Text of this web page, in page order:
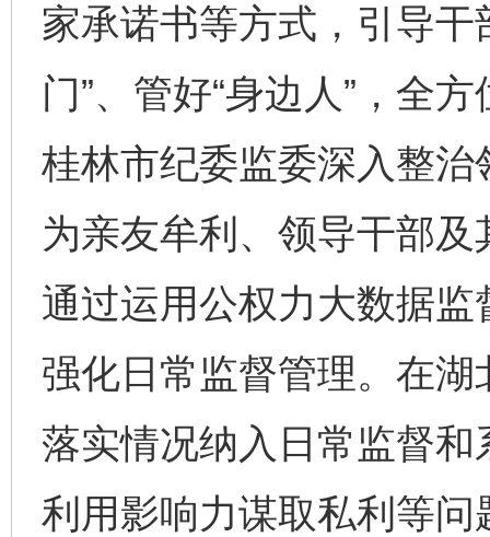
家承诺书等方式，引导干
门”、管好“身边人”，全
桂林市纪委监委深入整
为亲友牟利、领导干部
通过运用公权力大数据
强化日常监督管理。在
落实情况纳入日常监督
利用影响力谋取私利等